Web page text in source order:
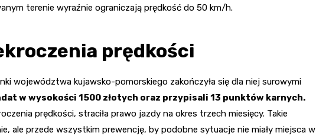
terenie wyraźnie ograniczają prędkość do 50 km/h.
prędkości
województwa kujawsko-pomorskiego zakończyła się dla niej surowymi
w wysokości 1500 złotych oraz przypisali 13 punktów karnych.
prędkości, straciła prawo jazdy na okres trzech miesięcy. Takie
ale przede wszystkim prewencję, by podobne sytuacje nie miały miejsca w